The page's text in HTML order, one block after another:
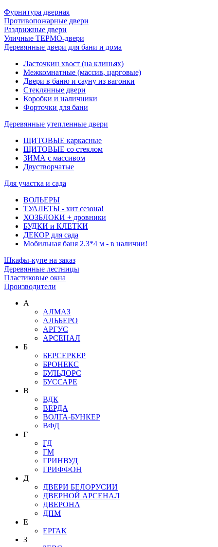
Фурнитура дверная
Противопожарные двери
Раздвижные двери
Уличные ТЕРМО-двери
Деревянные двери для бани и дома
Ласточкин хвост (на клиньях)
Межкомнатные (массив, царговые)
Двери в баню и сауну из вагонки
Стеклянные двери
Коробки и наличники
Форточки для бани
Деревянные утепленные двери
ЩИТОВЫЕ каркасные
ЩИТОВЫЕ со стеклом
ЗИМА с массивом
Двустворчатые
Для участка и сада
ВОЛЬЕРЫ
ТУАЛЕТЫ - хит сезона!
ХОЗБЛОКИ + дровники
БУДКИ и КЛЕТКИ
ДЕКОР для сада
Мобильная баня 2.3*4 м - в наличии!
Шкафы-купе на заказ
Деревянные лестницы
Пластиковые окна
Производители
А
АЛМАЗ
АЛЬБЕРО
АРГУС
АРСЕНАЛ
Б
БЕРСЕРКЕР
БРОНЕКС
БУЛЬДОРС
БУССАРЕ
В
ВДК
ВЕРДА
ВОЛГА-БУНКЕР
ВФД
Г
ГД
ГМ
ГРИНВУД
ГРИФФОН
Д
ДВЕРИ БЕЛОРУСИИ
ДВЕРНОЙ АРСЕНАЛ
ДВЕРОНА
ДПМ
Е
ЕРГАК
З